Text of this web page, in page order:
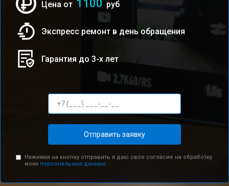
Цена от 1100 руб
Экспресс ремонт в день обращения
Гарантия до 3-х лет
Отправить заявку
Нажимая на кнопку отправить я даю свое согласие на обработку
моих персональных данных.